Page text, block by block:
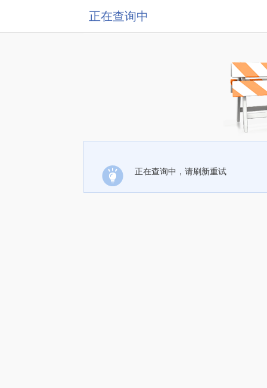
正在查询中
正在查询中，请刷新重试